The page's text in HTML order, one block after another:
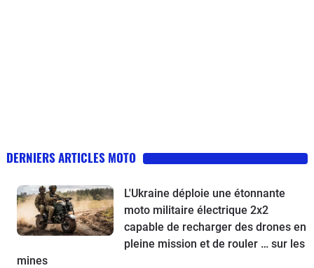
DERNIERS ARTICLES MOTO
L'Ukraine déploie une étonnante
moto militaire électrique 2x2
capable de recharger des drones en
pleine mission et de rouler … sur les
mines